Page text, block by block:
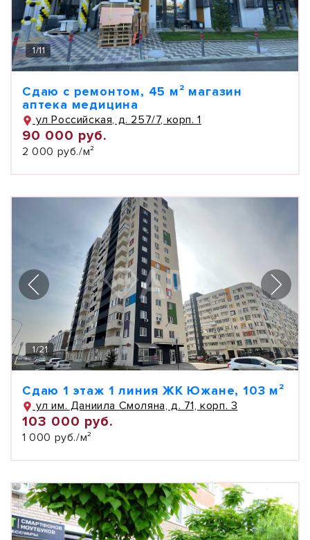
1/11
Сдаю с ремонтом, 45 м² магазин
аптека медицина
ул Российская, д. 257/7, корп. 1
90 000 руб.
2 000 руб./м²
1/21
Сдаю 1 этаж 1 линия ЖК Южане, 103 м²
ул им. Даниила Смоляна, д. 71, корп. 3
103 000 руб.
1 000 руб./м²